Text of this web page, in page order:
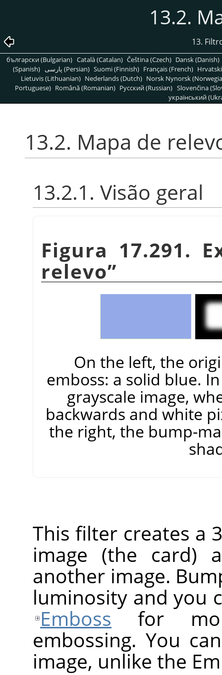
13.2.
13.
български (Bulgarian) Català (Catalan) Čeština (Czech) Dansk (Danish)
(Spanish)
پارسی (Persian) Suomi (Finnish) Français (French)
Lietuvis (Lithuanian) Nederlands (Dutch) Norsk Nynorsk
Portuguese) Română (Romanian) Pусский (Russian) Slovenčina
український
13.2. Mapa de
13.2.1. Visão geral
Figura 17.291.
relevo”
On the left, the
emboss: a solid blue.
grayscale image,
backwards and white
the right, the bump-
This filter creates a
image (the card)
another image.
luminosity and you
Emboss for
embossing. You
image, unlike the